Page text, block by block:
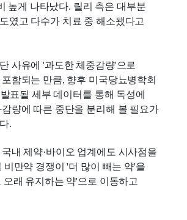
높게 나타났다. 릴리 측은 대부분
였고 다수가 치료 중 해소됐다고
사유에 '과도한 체중감량'으로
함되는 만큼, 향후 미국당뇨병학회
표될 세부 데이터를 통해 독성에
량에 따른 중단을 분리해 볼 필요가
.
내 제약·바이오 업계에도 시사점을
비만약 경쟁이 '더 많이 빼는 약'을
오래 유지하는 약'으로 이동하고